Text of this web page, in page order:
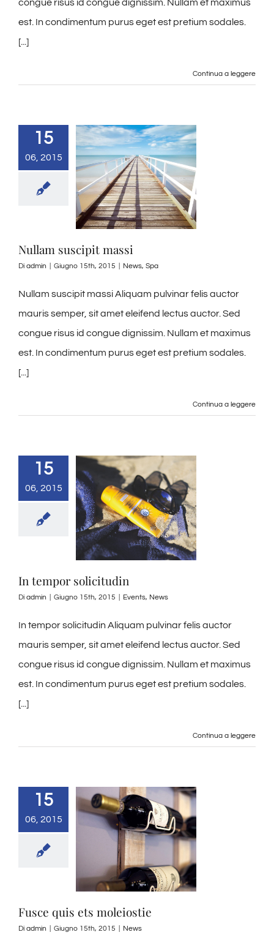
congue risus id congue dignissim. Nullam et maximus
est. In condimentum purus eget est pretium sodales.
[...]
Continua a leggere
15
06, 2015
Nullam suscipit massi
Di admin Giugno 15th, 2015 News, Spa
Nullam suscipit massi Aliquam pulvinar felis auctor
mauris semper, sit amet eleifend lectus auctor. Sed
congue risus id congue dignissim. Nullam et maximus
est. In condimentum purus eget est pretium sodales.
[...]
Continua a leggere
15
06, 2015
In tempor solicitudin
Di admin Giugno 15th, 2015 Events, News
In tempor solicitudin Aliquam pulvinar felis auctor
mauris semper, sit amet eleifend lectus auctor. Sed
congue risus id congue dignissim. Nullam et maximus
est. In condimentum purus eget est pretium sodales.
[...]
Continua a leggere
15
06, 2015
Fusce quis ets moleiostie
Di admin Giugno 15th, 2015 News